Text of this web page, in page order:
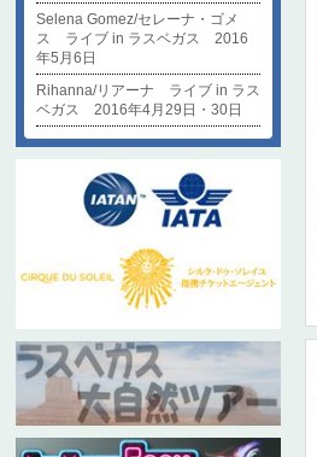
Selena Gomez/セレーナ・ゴメ
ス ライブ in ラスベガス 2016
年5月6日
Rihanna/リアーナ ライブ in ラス
ベガス 2016年4月29日・30日